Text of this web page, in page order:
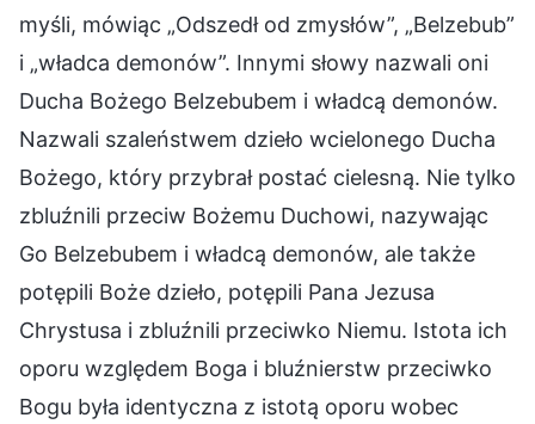
myśli, mówiąc „Odszedł od zmysłów”, „Belzebub”
i „władca demonów”. Innymi słowy nazwali oni
Ducha Bożego Belzebubem i władcą demonów.
Nazwali szaleństwem dzieło wcielonego Ducha
Bożego, który przybrał postać cielesną. Nie tylko
zbluźnili przeciw Bożemu Duchowi, nazywając
Go Belzebubem i władcą demonów, ale także
potępili Boże dzieło, potępili Pana Jezusa
Chrystusa i zbluźnili przeciwko Niemu. Istota ich
oporu względem Boga i bluźnierstw przeciwko
Bogu była identyczna z istotą oporu wobec